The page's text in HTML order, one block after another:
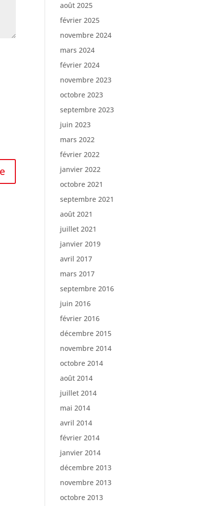
août 2025
février 2025
novembre 2024
mars 2024
février 2024
novembre 2023
octobre 2023
septembre 2023
juin 2023
mars 2022
février 2022
janvier 2022
octobre 2021
septembre 2021
août 2021
juillet 2021
janvier 2019
avril 2017
mars 2017
septembre 2016
juin 2016
février 2016
décembre 2015
novembre 2014
octobre 2014
août 2014
juillet 2014
mai 2014
avril 2014
février 2014
janvier 2014
décembre 2013
novembre 2013
octobre 2013